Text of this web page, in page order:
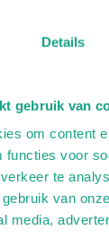
Details
gebruik van
om content
functies voor
te
van
media,
niet